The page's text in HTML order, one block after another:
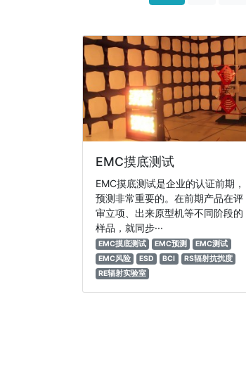
EMC摸底测试
EMC摸底测试是企业的认证前期，
预测非常重要的。在前期产品在评
审立项、出来原型机等不同阶段的
样品，就同步···
EMC摸底测试 EMC预测
EMC测试
EMC风险
ESD BCI
RS辐射抗扰度
RE辐射实验室